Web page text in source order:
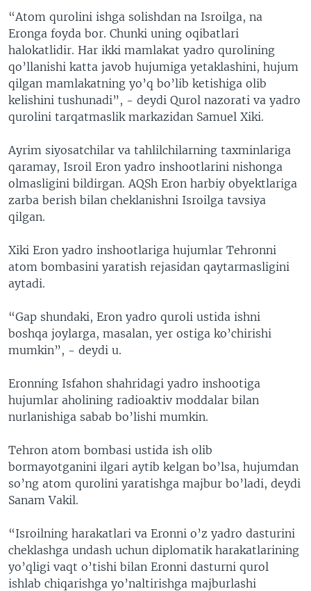
“Atom qurolini ishga solishdan na Isroilga, na
Eronga foyda bor. Chunki uning oqibatlari
halokatlidir. Har ikki mamlakat yadro qurolining
qo’llanishi katta javob hujumiga yetaklashini, hujum
qilgan mamlakatning yo’q bo’lib ketishiga olib
kelishini tushunadi”, - deydi Qurol nazorati va yadro
qurolini tarqatmaslik markazidan Samuel Xiki.
Ayrim siyosatchilar va tahlilchilarning taxminlariga
qaramay, Isroil Eron yadro inshootlarini nishonga
olmasligini bildirgan. AQSh Eron harbiy obyektlariga
zarba berish bilan cheklanishni Isroilga tavsiya
qilgan.
Xiki Eron yadro inshootlariga hujumlar Tehronni
atom bombasini yaratish rejasidan qaytarmasligini
aytadi.
“Gap shundaki, Eron yadro quroli ustida ishni
boshqa joylarga, masalan, yer ostiga ko’chirishi
mumkin”, - deydi u.
Eronning Isfahon shahridagi yadro inshootiga
hujumlar aholining radioaktiv moddalar bilan
nurlanishiga sabab bo’lishi mumkin.
Tehron atom bombasi ustida ish olib
bormayotganini ilgari aytib kelgan bo’lsa, hujumdan
so’ng atom qurolini yaratishga majbur bo’ladi, deydi
Sanam Vakil.
“Isroilning harakatlari va Eronni o’z yadro dasturini
cheklashga undash uchun diplomatik harakatlarining
yo’qligi vaqt o’tishi bilan Eronni dasturni qurol
ishlab chiqarishga yo’naltirishga majburlashi